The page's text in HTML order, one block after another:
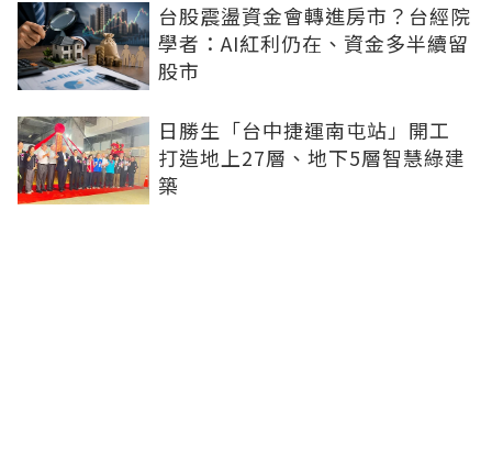
台股震盪資金會轉進房市？台經院
學者：AI紅利仍在、資金多半續留
股市
日勝生「台中捷運南屯站」開工
打造地上27層、地下5層智慧綠建
築